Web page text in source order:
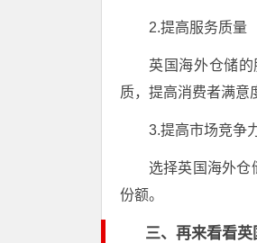
2.提高服务质量
英国海外仓储
质，提高消费者满意
3.提高市场竞争
选择英国海外仓
份额。
三、再来看看英